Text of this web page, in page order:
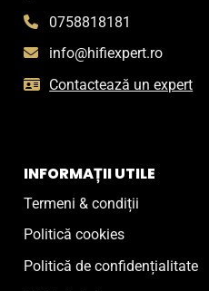
0758818181
info@hifiexpert.ro
Contactează un expert
INFORMAȚII UTILE
Termeni & condiții
Politică cookies
Politică de confidențialitate